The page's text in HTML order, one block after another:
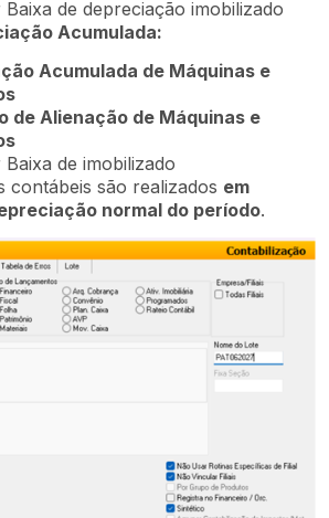
Baixa de depreciação imobilizado
Acumulada:
Acumulada de Máquinas e
de Alienação de Máquinas e
Baixa de imobilizado
contábeis são realizados em
normal do período.